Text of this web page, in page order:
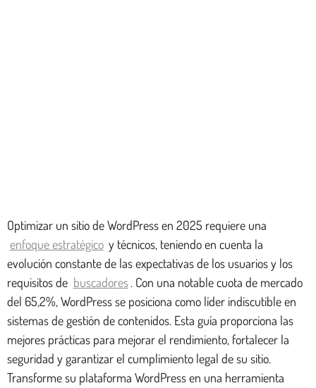
Optimizar un sitio de WordPress en 2025 requiere una
enfoque estratégico y técnicos, teniendo en cuenta la
evolución constante de las expectativas de los usuarios y los
requisitos de buscadores . Con una notable cuota de mercado
del 65,2%, WordPress se posiciona como líder indiscutible en
sistemas de gestión de contenidos. Esta guía proporciona las
mejores prácticas para mejorar el rendimiento, fortalecer la
seguridad y garantizar el cumplimiento legal de su sitio.
Transforme su plataforma WordPress en una herramienta